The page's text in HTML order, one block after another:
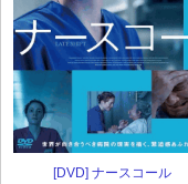
[DVD] ナースコール